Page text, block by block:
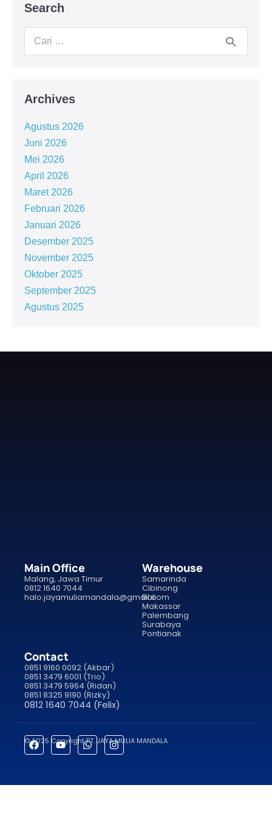
Search
Archives
Agustus 2026
Juni 2026
Mei 2026
April 2026
Maret 2026
Februari 2026
Januari 2026
Desember 2025
November 2025
Oktober 2025
September 2025
Agustus 2025
Main Office
Malang, Jawa Timur
0812 1640 7044
halo.jayamuliamandala@gmail.com
Warehouse
Samarinda
Cibinong
Bali
Makassar
Palembang
Surabaya
Pontianak
Contact
0851 9160 0092 (Akbar)
0851 3479 6001 (Trio)
0851 3479 5964 (Ridan)
0851 8325 9190 (Rizky)
0812 1640 7044 (Felix)
© 2025 Copyright PT. JAYA MULIA MANDALA